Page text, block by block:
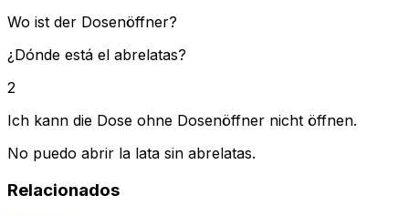
Wo ist der Dosenöffner?
¿Dónde está el abrelatas?
2
Ich kann die Dose ohne Dosenöffner nicht öffnen.
No puedo abrir la lata sin abrelatas.
Relacionados